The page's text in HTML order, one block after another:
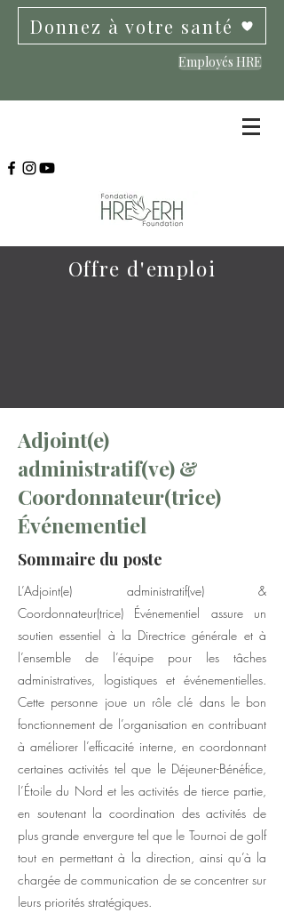
Donnez à votre santé
Employés HRE
Offre d'emploi
Adjoint(e)
administratif(ve) &
Coordonnateur(trice)
Événementiel
Sommaire du poste
L’Adjoint(e) administratif(ve) &
Coordonnateur(trice) Événementiel assure un
soutien essentiel à la Directrice générale et à
l’ensemble de l’équipe pour les tâches
administratives, logistiques et événementielles.
Cette personne joue un rôle clé dans le bon
fonctionnement de l’organisation en contribuant
à améliorer l’efficacité interne, en coordonnant
certaines activités tel que le Déjeuner-Bénéfice,
l’Étoile du Nord et les activités de tierce partie,
en soutenant la coordination des activités de
plus grande envergure tel que le Tournoi de golf
tout en permettant à la direction, ainsi qu’à la
chargée de communication de se concentrer sur
leurs priorités stratégiques.